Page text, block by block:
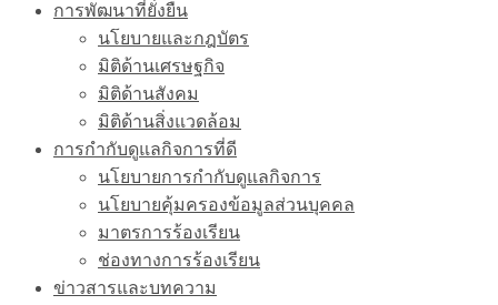
การพัฒนาที่ยั่งยืน
นโยบายและกฎบัตร
มิติด้านเศรษฐกิจ
มิติด้านสังคม
มิติด้านสิ่งแวดล้อม
การกำกับดูแลกิจการที่ดี
นโยบายการกำกับดูแลกิจการ
นโยบายคุ้มครองข้อมูลส่วนบุคคล
มาตรการร้องเรียน
ช่องทางการร้องเรียน
ข่าวสารและบทความ